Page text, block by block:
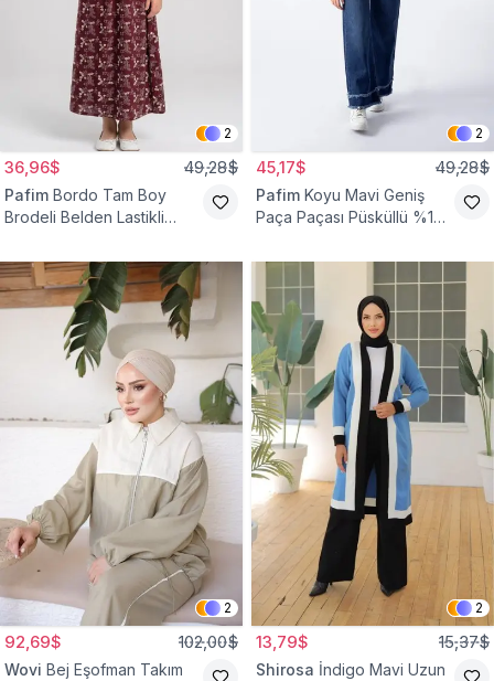
2
36,96$ 49,28$
Pafim Bordo Tam Boy
Brodeli Belden Lastikli
2
45,17$ 49,28$
Pafim Koyu Mavi Geniş
Paça Paçası Püsküllü %100
Pantolon
2
92,69$ 102,00$
Wovi Bej Eşofman Takım
2
13,79$ 15,37$
Shirosa İndigo Mavi Uzun